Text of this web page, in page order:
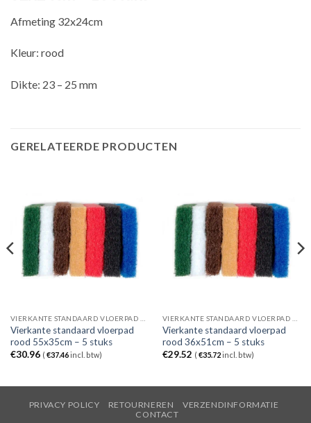
Afmeting 32x24cm
Kleur: rood
Dikte: 23 – 25 mm
GERELATEERDE PRODUCTEN
Vierkante standaard vloerpad
rood 55x35cm – 5 stuks
€30.96 ( €37.46incl. btw)
Vierkante standaard vloerpad
rood 36x51cm – 5 stuks
€29.52 ( €35.72incl. btw)
PRIVACY POLICY RETOURNEREN
VERZENDINFORMATIE
CONTACT